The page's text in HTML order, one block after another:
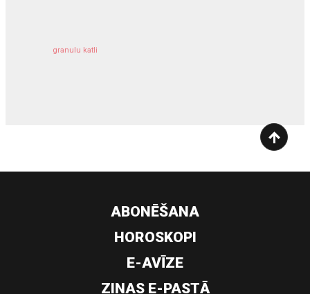
granulu katli
ABONĒŠANA
HOROSKOPI
E-AVĪZE
ZIŅAS E-PASTĀ